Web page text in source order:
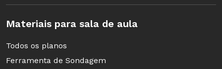
Materiais para sala de aula
Todos os planos
Ferramenta de Sondagem